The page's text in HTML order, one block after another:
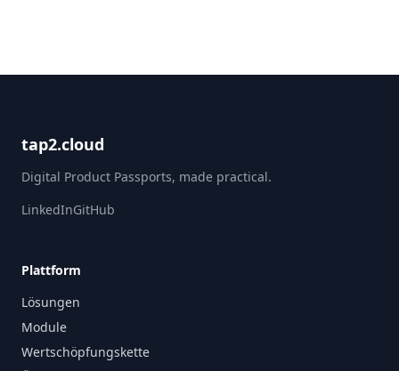
tap2.cloud
Digital Product Passports, made practical.
LinkedInGitHub
Plattform
Lösungen
Module
Wertschöpfungskette